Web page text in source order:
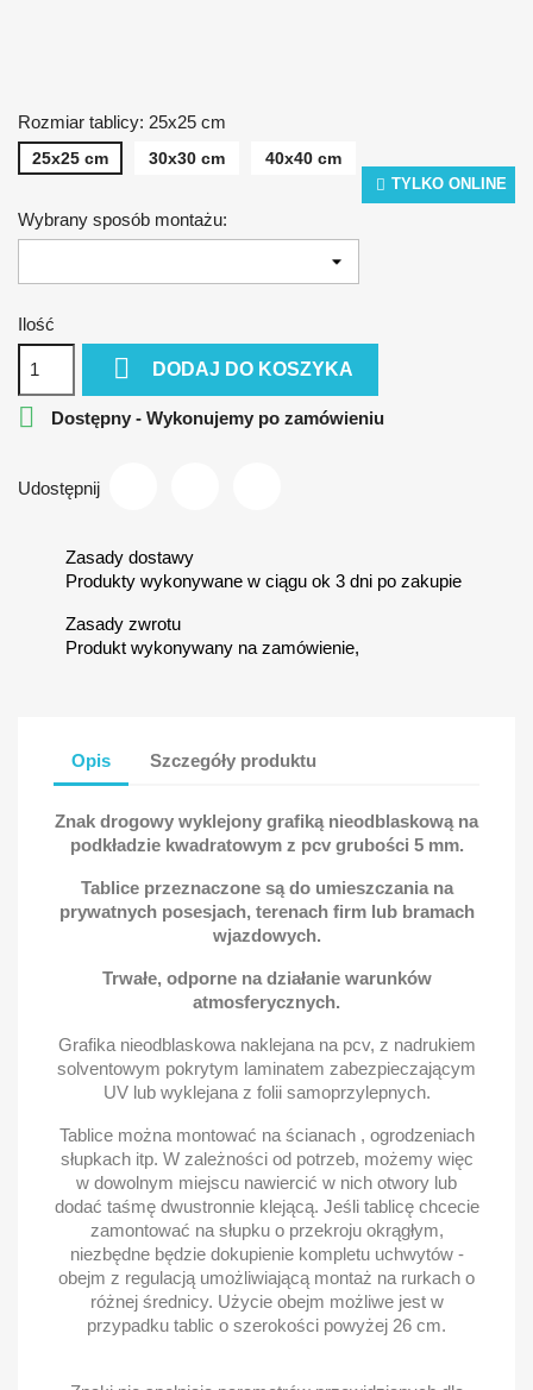
TYLKO ONLINE
Rozmiar tablicy: 25x25 cm
25x25 cm 30x30 cm 40x40 cm
Wybrany sposób montażu:
Ilość
 DODAJ DO KOSZYKA
 Dostępny - Wykonujemy po zamówieniu
Udostępnij
Zasady dostawy
Produkty wykonywane w ciągu ok 3 dni po zakupie
Zasady zwrotu
Produkt wykonywany na zamówienie,
Opis Szczegóły produktu
Znak drogowy wyklejony grafiką nieodblaskową na
podkładzie kwadratowym z pcv grubości 5 mm.
Tablice przeznaczone są do umieszczania na
prywatnych posesjach, terenach firm lub bramach
wjazdowych.
Trwałe, odporne na działanie warunków
atmosferycznych.
Grafika nieodblaskowa naklejana na pcv, z nadrukiem
solventowym pokrytym laminatem zabezpieczającym
UV lub wyklejana z folii samoprzylepnych.
Tablice można montować na ścianach , ogrodzeniach
słupkach itp. W zależności od potrzeb, możemy więc
w dowolnym miejscu nawiercić w nich otwory lub
dodać taśmę dwustronnie klejącą. Jeśli tablicę chcecie
zamontować na słupku o przekroju okrągłym,
niezbędne będzie dokupienie kompletu uchwytów -
obejm z regulacją umożliwiającą montaż na rurkach o
różnej średnicy. Użycie obejm możliwe jest w
przypadku tablic o szerokości powyżej 26 cm.